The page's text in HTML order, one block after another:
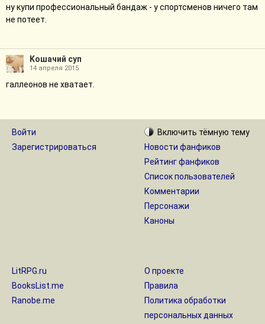
ну купи профессиональный бандаж - у спортсменов ничего там
не потеет.
Kошачий суп
14 апреля 2015
галлеонов не хватает.
Войти
Зарегистрироваться
Включить тёмную тему
Новости фанфиков
Рейтинг фанфиков
Список пользователей
Комментарии
Персонажи
Каноны
LitRPG.ru
BooksList.me
Ranobe.me
О проекте
Правила
Политика обработки
персональных данных